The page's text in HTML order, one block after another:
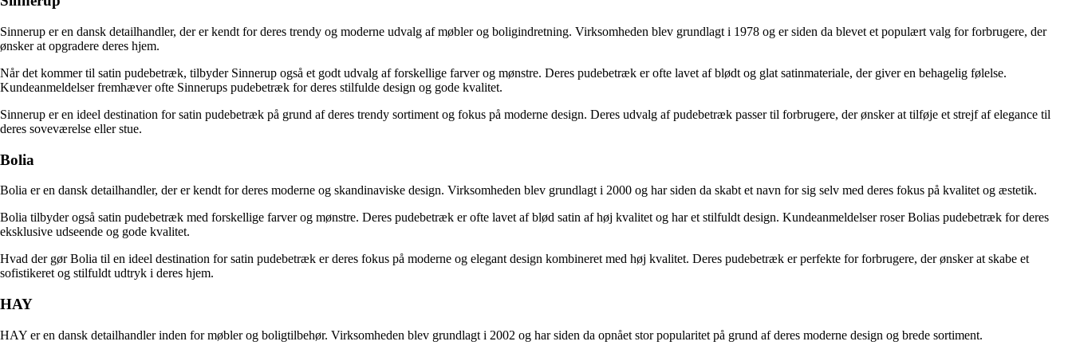
Sinnerup er en dansk detailhandler, der er kendt for deres trendy og moderne udvalg af møbler og boligindretning. Virksomheden blev grundlagt i 1978 og er siden da blevet et populært valg for forbrugere, der
ønsker at opgradere deres hjem.
Når det kommer til satin pudebetræk, tilbyder Sinnerup også et godt udvalg af forskellige farver og mønstre. Deres pudebetræk er ofte lavet af blødt og glat satinmateriale, der giver en behagelig følelse.
Kundeanmeldelser fremhæver ofte Sinnerups pudebetræk for deres stilfulde design og gode kvalitet.
Sinnerup er en ideel destination for satin pudebetræk på grund af deres trendy sortiment og fokus på moderne design. Deres udvalg af pudebetræk passer til forbrugere, der ønsker at tilføje et strejf af elegance til
deres soveværelse eller stue.
Bolia
Bolia er en dansk detailhandler, der er kendt for deres moderne og skandinaviske design. Virksomheden blev grundlagt i 2000 og har siden da skabt et navn for sig selv med deres fokus på kvalitet og æstetik.
Bolia tilbyder også satin pudebetræk med forskellige farver og mønstre. Deres pudebetræk er ofte lavet af blød satin af høj kvalitet og har et stilfuldt design. Kundeanmeldelser roser Bolias pudebetræk for deres
eksklusive udseende og gode kvalitet.
Hvad der gør Bolia til en ideel destination for satin pudebetræk er deres fokus på moderne og elegant design kombineret med høj kvalitet. Deres pudebetræk er perfekte for forbrugere, der ønsker at skabe et
sofistikeret og stilfuldt udtryk i deres hjem.
HAY
HAY er en dansk detailhandler inden for møbler og boligtilbehør. Virksomheden blev grundlagt i 2002 og har siden da opnået stor popularitet på grund af deres moderne design og brede sortiment.